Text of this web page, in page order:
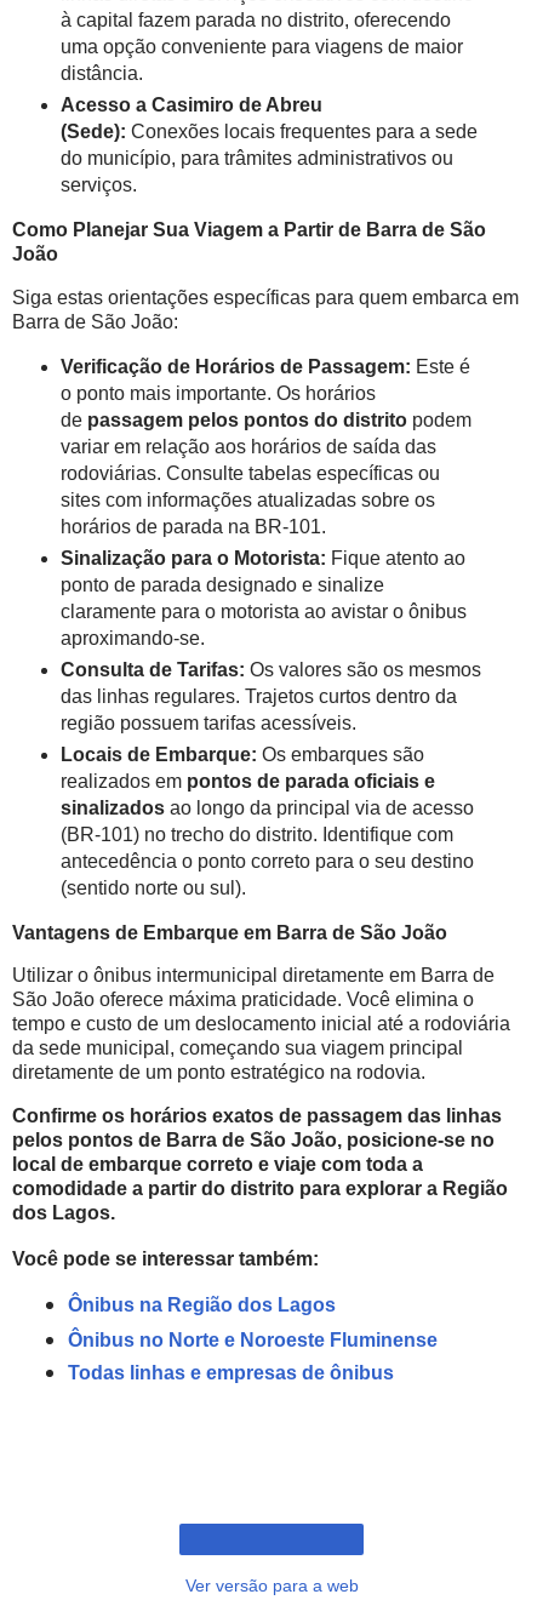
à capital fazem parada no distrito, oferecendo
uma opção conveniente para viagens de maior
distância.
Acesso a Casimiro de Abreu
(Sede): Conexões locais frequentes para a sede
do município, para trâmites administrativos ou
serviços.
Como Planejar Sua Viagem a Partir de Barra de São
João
Siga estas orientações específicas para quem embarca em
Barra de São João:
Verificação de Horários de Passagem: Este é
o ponto mais importante. Os horários
de passagem pelos pontos do distritopodem
variar em relação aos horários de saída das
rodoviárias. Consulte tabelas específicas ou
sites com informações atualizadas sobre os
horários de parada na BR-101.
Sinalização para o Motorista: Fique atento ao
ponto de parada designado e sinalize
claramente para o motorista ao avistar o ônibus
aproximando-se.
Consulta de Tarifas: Os valores são os mesmos
das linhas regulares. Trajetos curtos dentro da
região possuem tarifas acessíveis.
Locais de Embarque: Os embarques são
realizados em pontos de parada oficiais e
sinalizadosao longo da principal via de acesso
(BR-101) no trecho do distrito. Identifique com
antecedência o ponto correto para o seu destino
(sentido norte ou sul).
Vantagens de Embarque em Barra de São João
Utilizar o ônibus intermunicipal diretamente em Barra de
São João oferece máxima praticidade. Você elimina o
tempo e custo de um deslocamento inicial até a rodoviária
da sede municipal, começando sua viagem principal
diretamente de um ponto estratégico na rodovia.
Confirme os horários exatos de passagem das linhas
pelos pontos de Barra de São João, posicione-se no
local de embarque correto e viaje com toda a
comodidade a partir do distrito para explorar a Região
dos Lagos.
Você pode se interessar também:
Ônibus na Região dos Lagos
Ônibus no Norte e Noroeste Fluminense
Todas linhas e empresas de ônibus
Ver versão para a web